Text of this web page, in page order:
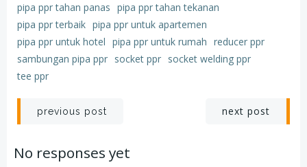
pipa ppr tahan panas pipa ppr tahan tekanan
pipa ppr terbaik pipa ppr untuk apartemen
pipa ppr untuk hotel pipa ppr untuk rumah reducer ppr
sambungan pipa ppr socket ppr socket welding ppr
tee ppr
Post
navigation
previous post next post
No responses yet